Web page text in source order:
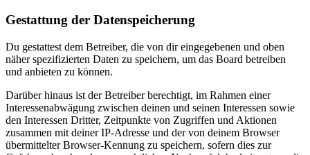
Gestattung der Datenspeicherung
Du gestattest dem Betreiber, die von dir eingegebenen und oben
näher spezifizierten Daten zu speichern, um das Board betreiben
und anbieten zu können.
Darüber hinaus ist der Betreiber berechtigt, im Rahmen einer
Interessenabwägung zwischen deinen und seinen Interessen sowie
den Interessen Dritter, Zeitpunkte von Zugriffen und Aktionen
zusammen mit deiner IP-Adresse und der von deinem Browser
übermittelter Browser-Kennung zu speichern, sofern dies zur